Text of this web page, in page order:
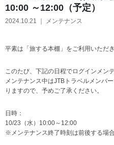
10:00 ～12:00（予定）
2024.10.21 ｜ メンテナンス
平素は「旅する本棚」をご利用いただ
このたび、下記の日程でログインメン
メンテナンス中はJTBトラベルメンバ
りますので、予めご了承ください。
日時：
10/23（水）10:00～12:00
※メンテナンス終了時刻は前後する場合